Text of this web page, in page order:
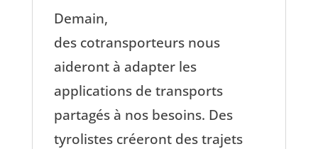
Demain,
des cotransporteurs nous
aideront à adapter les
applications de transports
partagés à nos besoins. Des
tyrolistes créeront des trajets